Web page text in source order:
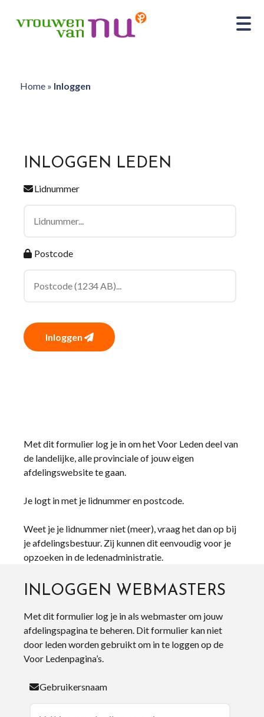
Home» Inloggen
INLOGGEN LEDEN
Lidnummer
Postcode
Inloggen
Met dit formulier log je in om het Voor Leden deel van
de landelijke, alle provinciale of jouw eigen
afdelingswebsite te gaan.
Je logt in met je lidnummer en postcode.
Weet je je lidnummer niet (meer), vraag het dan op bij
je afdelingsbestuur. Zij kunnen dit eenvoudig voor je
opzoeken in de ledenadministratie.
INLOGGEN WEBMASTERS
Met dit formulier log je in als webmaster om jouw
afdelingspagina te beheren. Dit formulier kan niet
door leden worden gebruikt om in te loggen op de
Voor Ledenpagina’s.
Gebruikersnaam